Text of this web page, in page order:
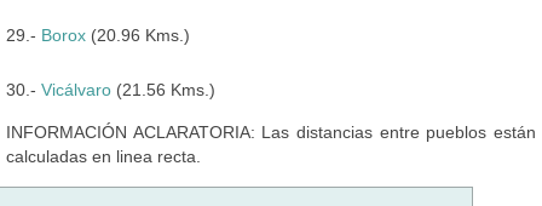
29.- Borox (20.96 Kms.)
30.- Vicálvaro (21.56 Kms.)
INFORMACIÓN ACLARATORIA: Las distancias entre pueblos están
calculadas en linea recta.